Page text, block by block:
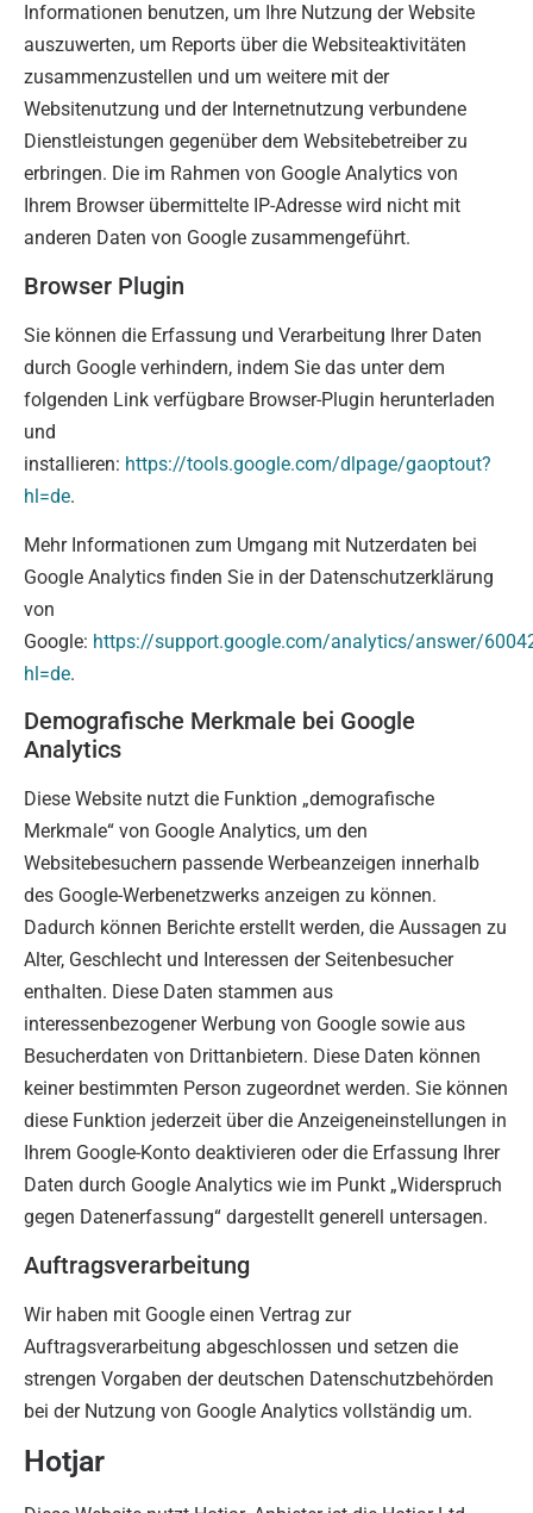
Informationen benutzen, um Ihre Nutzung der Website
auszuwerten, um Reports über die Websiteaktivitäten
zusammenzustellen und um weitere mit der
Websitenutzung und der Internetnutzung verbundene
Dienstleistungen gegenüber dem Websitebetreiber zu
erbringen. Die im Rahmen von Google Analytics von
Ihrem Browser übermittelte IP-Adresse wird nicht mit
anderen Daten von Google zusammengeführt.
Browser Plugin
Sie können die Erfassung und Verarbeitung Ihrer Daten
durch Google verhindern, indem Sie das unter dem
folgenden Link verfügbare Browser-Plugin herunterladen
und
installieren: https://tools.google.com/dlpage/gaoptout?
hl=de.
Mehr Informationen zum Umgang mit Nutzerdaten bei
Google Analytics finden Sie in der Datenschutzerklärung
von
Google: https://support.google.com/analytics/answer/
hl=de.
Demografische Merkmale bei Google
Analytics
Diese Website nutzt die Funktion „demografische
Merkmale“ von Google Analytics, um den
Websitebesuchern passende Werbeanzeigen innerhalb
des Google-Werbenetzwerks anzeigen zu können.
Dadurch können Berichte erstellt werden, die Aussagen zu
Alter, Geschlecht und Interessen der Seitenbesucher
enthalten. Diese Daten stammen aus
interessenbezogener Werbung von Google sowie aus
Besucherdaten von Drittanbietern. Diese Daten können
keiner bestimmten Person zugeordnet werden. Sie können
diese Funktion jederzeit über die Anzeigeneinstellungen in
Ihrem Google-Konto deaktivieren oder die Erfassung Ihrer
Daten durch Google Analytics wie im Punkt „Widerspruch
gegen Datenerfassung“ dargestellt generell untersagen.
Auftragsverarbeitung
Wir haben mit Google einen Vertrag zur
Auftragsverarbeitung abgeschlossen und setzen die
strengen Vorgaben der deutschen Datenschutzbehörden
bei der Nutzung von Google Analytics vollständig um.
Hotjar